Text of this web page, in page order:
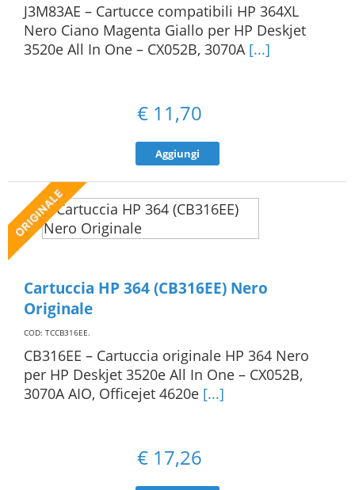
J3M83AE – Cartucce compatibili HP 364XL
Nero Ciano Magenta Giallo per HP Deskjet
3520e All In One – CX052B, 3070A [...]
€ 11,70
Aggiungi
Cartuccia HP 364 (CB316EE) Nero
Originale
COD: TCCB316EE.
CB316EE – Cartuccia originale HP 364 Nero
per HP Deskjet 3520e All In One – CX052B,
3070A AIO, Officejet 4620e [...]
€ 17,26